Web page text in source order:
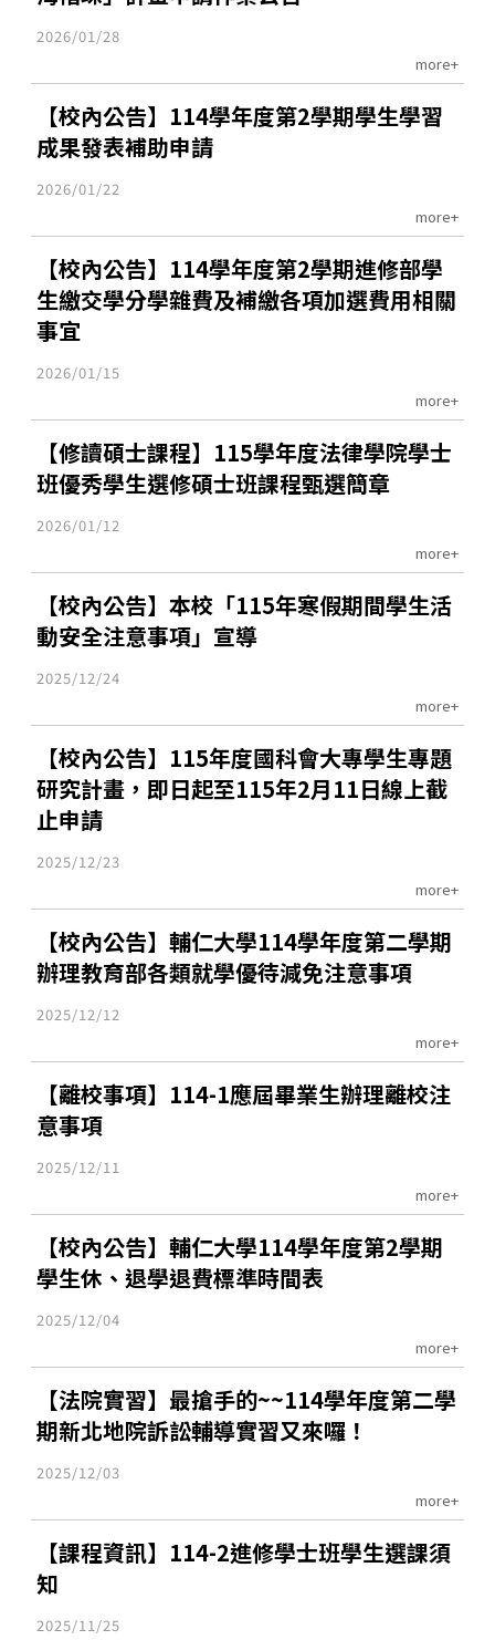
2026/01/28
more+
【校內公告】114學年度第2學期學生學習
成果發表補助申請
2026/01/22
more+
【校內公告】114學年度第2學期進修部學
生繳交學分學雜費及補繳各項加選費用相關
事宜
2026/01/15
more+
【修讀碩士課程】115學年度法律學院學士
班優秀學生選修碩士班課程甄選簡章
2026/01/12
more+
【校內公告】本校「115年寒假期間學生活
動安全注意事項」宣導
2025/12/24
more+
【校內公告】115年度國科會大專學生專題
研究計畫，即日起至115年2月11日線上截
止申請
2025/12/23
more+
【校內公告】輔仁大學114學年度第二學期
辦理教育部各類就學優待減免注意事項
2025/12/12
more+
【離校事項】114-1應屆畢業生辦理離校注
意事項
2025/12/11
more+
【校內公告】輔仁大學114學年度第2學期
學生休、退學退費標準時間表
2025/12/04
more+
【法院實習】最搶手的~~114學年度第二學
期新北地院訴訟輔導實習又來囉！
2025/12/03
more+
【課程資訊】114-2進修學士班學生選課須
知
2025/11/25